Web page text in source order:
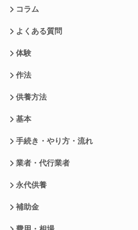
コラム
よくある質問
体験
作法
供養方法
基本
手続き・やり方・流れ
業者・代行業者
永代供養
補助金